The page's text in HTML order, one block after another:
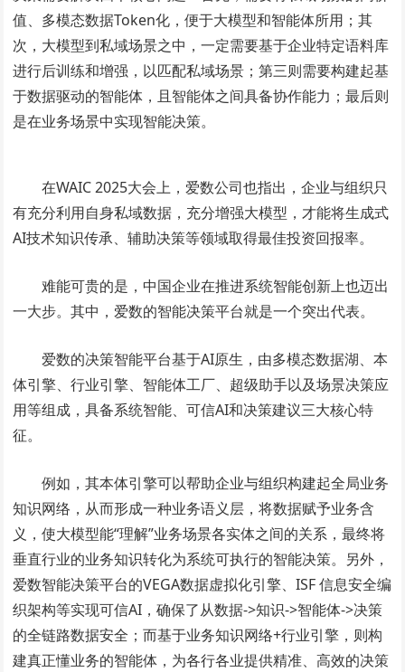
值、多模态数据Token化，便于大模型和智能体所用；其
次，大模型到私域场景之中，一定需要基于企业特定语料库
进行后训练和增强，以匹配私域场景；第三则需要构建起基
于数据驱动的智能体，且智能体之间具备协作能力；最后则
是在业务场景中实现智能决策。
在WAIC 2025大会上，爱数公司也指出，企业与组织只
有充分利用自身私域数据，充分增强大模型，才能将生成式
AI技术知识传承、辅助决策等领域取得最佳投资回报率。
难能可贵的是，中国企业在推进系统智能创新上也迈出
一大步。其中，爱数的智能决策平台就是一个突出代表。
爱数的决策智能平台基于AI原生，由多模态数据湖、本
体引擎、行业引擎、智能体工厂、超级助手以及场景决策应
用等组成，具备系统智能、可信AI和决策建议三大核心特
征。
例如，其本体引擎可以帮助企业与组织构建起全局业务
知识网络，从而形成一种业务语义层，将数据赋予业务含
义，使大模型能“理解”业务场景各实体之间的关系，最终将
垂直行业的业务知识转化为系统可执行的智能决策。另外，
爱数智能决策平台的VEGA数据虚拟化引擎、ISF 信息安全编
织架构等实现可信AI，确保了从数据->知识->智能体->决策
的全链路数据安全；而基于业务知识网络+行业引擎，则构
建真正懂业务的智能体，为各行各业提供精准、高效的决策